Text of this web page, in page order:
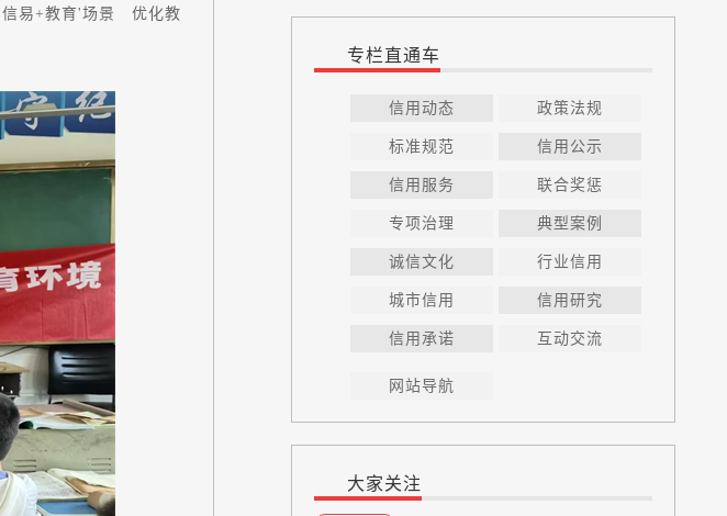
信易+教育'场景 优化教
专栏直通车
信用动态 政策法规
标准规范 信用公示
信用服务 联合奖惩
专项治理 典型案例
诚信文化 行业信用
城市信用 信用研究
信用承诺 互动交流
网站导航
大家关注